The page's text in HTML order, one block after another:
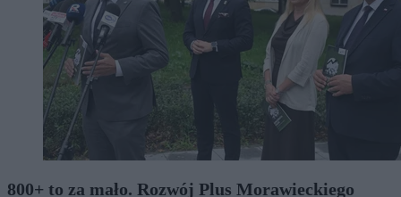
800+ to za mało. Rozwój Plus Morawieckiego